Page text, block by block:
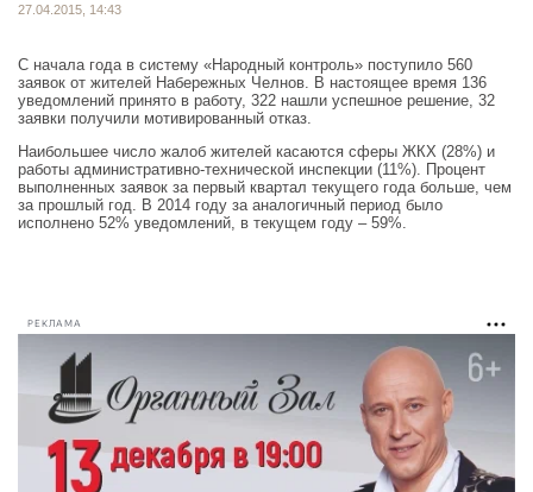
27.04.2015, 14:43
С начала года в систему «Народный контроль» поступило 560
заявок от жителей Набережных Челнов. В настоящее время 136
уведомлений принято в работу, 322 нашли успешное решение, 32
заявки получили мотивированный отказ.
Наибольшее число жалоб жителей касаются сферы ЖКХ (28%) и
работы административно-технической инспекции (11%). Процент
выполненных заявок за первый квартал текущего года больше, чем
за прошлый год. В 2014 году за аналогичный период было
исполнено 52% уведомлений, в текущем году – 59%.
РЕКЛАМА